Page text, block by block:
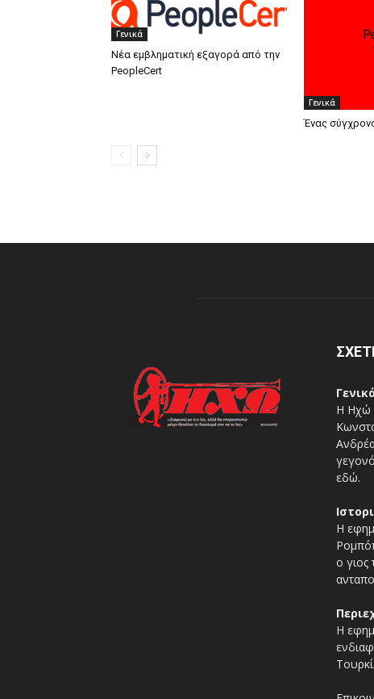
Γενικά
Νέα εμβληματική εξαγορά από την
PeopleCert
Γενικά
Ένας
Η Ηχώ
εδώ.
Η
ο γιος
Η